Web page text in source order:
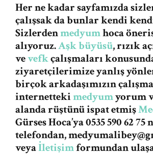
Her ne kadar sayfamızda
çalışsak da bunlar kendi
Sizlerdenmedyumhoca
alıyoruz.Aşk büyüsü, rızık
vevefkçalışmaları
ziyaretçilerimize yanlış
birçok arkadaşımızın
internettekimedyumyorum
alanda rüştünü ispat etmiş
Gürses Hoca’ya 0535 590 62 75
telefondan,
veyaİletişimformundan